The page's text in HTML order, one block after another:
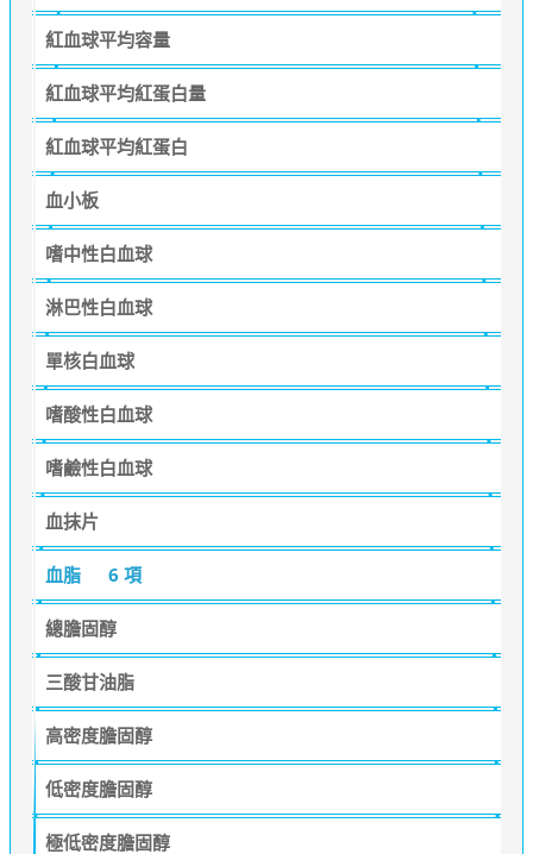
紅血球平均容量
紅血球平均紅蛋白量
紅血球平均紅蛋白
血小板
嗜中性白血球
淋巴性白血球
單核白血球
嗜酸性白血球
嗜鹼性白血球
血抹片
血脂 6 項
總膽固醇
三酸甘油脂
高密度膽固醇
低密度膽固醇
極低密度膽固醇